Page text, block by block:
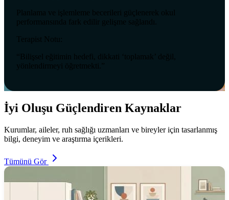
Planlama ve işlemleme becerileri güçlenerek okul
performansında fark edilir gelişme sağlandı.
Terapist Notu:
“Bilişsel eğitimin hedefi, dikkati ‘toplamak’ değil,
yönlendirmeyi öğretmekti.”
İyi Oluşu Güçlendiren Kaynaklar
Kurumlar, aileler, ruh sağlığı uzmanları ve bireyler için tasarlanmış
bilgi, deneyim ve araştırma içerikleri.
Tümünü Gör